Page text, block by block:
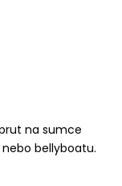
na sumce
bellyboatu.